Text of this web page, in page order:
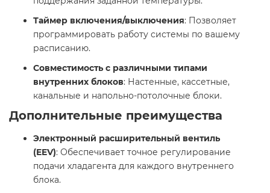
Таймер включения/выключения: Позволяет
программировать работу системы по вашему
расписанию.
Совместимость с различными типами
внутренних блоков: Настенные, кассетные,
канальные и напольно-потолочные блоки.​
Дополнительные преимущества
Электронный расширительный вентиль
(EEV): Обеспечивает точное регулирование
подачи хладагента для каждого внутреннего
блока.